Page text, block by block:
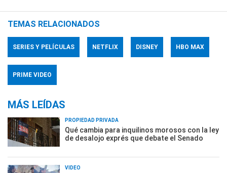
TEMAS RELACIONADOS
SERIES Y PELÍCULAS NETFLIX DISNEY HBO MAX
PRIME VIDEO
MÁS LEÍDAS
PROPIEDAD PRIVADA
Qué cambia para inquilinos morosos con la ley
de desalojo exprés que debate el Senado
VIDEO